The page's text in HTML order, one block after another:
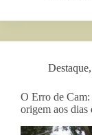
Destaque,
O Erro de Cam:
origem aos dias